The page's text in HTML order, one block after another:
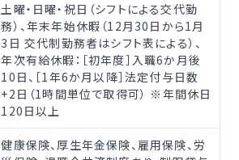
土曜・日曜・祝日（シフトによる交代勤
務）、年末年始休暇（12月30日から1月
3日 交代制勤務者はシフト表による）、
年次有給休暇：［初年度］入職6か月後
10日、［1年6か月以降］法定付与日数
+2日（1時間単位で取得可） ※年間休日
120日以上
健康保険、厚生年金保険、雇用保険、労